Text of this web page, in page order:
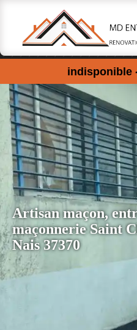
indisponible
Artisan maçon,
maçonnerie Saint
Nais 37370